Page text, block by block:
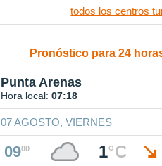
todos los centros
Pronóstico para 24
Punta Arenas
Hora local: 07:18
07 AGOSTO, VIERNES
0900 1°C